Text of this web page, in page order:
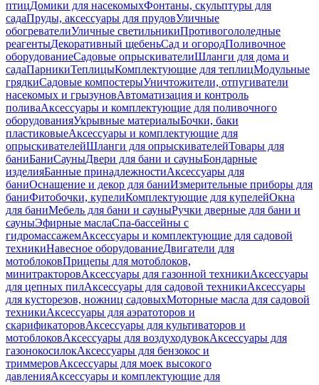
птицДомики для насекомыхФонтаны, скульптуры для
садаПруды, аксессуары для прудовУличные
обогревателиУличные светильникиПротивогололедные
реагентыДекоративный щебеньСад и огородПоливочное
оборудованиеСадовые опрыскивателиШланги для дома и
садаПарникиТеплицыКомплектующие для теплицМодульные
грядкиСадовые компостерыУничтожители, отпугиватели
насекомых и грызуновАвтоматизация и контроль
поливаАксессуары и комплектующие для поливочного
оборудованияУкрывные материалыБочки, баки
пластиковыеАксессуары и комплектующие для
опрыскивателейШланги для опрыскивателейТовары для
баниБаниСауныДвери для бани и сауныБондарные
изделияБанные принадлежностиАксессуары для
баниОснащение и декор для баниИзмерительные приборы для
баниФитобочки, купелиКомплектующие для купелейОкна
для баниМебель для бани и сауныРучки дверные для бани и
сауныЭфирные маслаСпа-бассейны с
гидромассажемАксессуары и комплектующие для садовой
техникиНавесное оборудованиеДвигатели для
мотоблоковПрицепы для мотоблоков,
минитракторовАксессуары для газонной техникиАксессуары
для цепных пилАксессуары для садовой техникиАксессуары
для кусторезов, ножниц садовыхМоторные масла для садовой
техникиАксессуары для аэратоторов и
скарификаторовАксессуары для культиваторов и
мотоблоковАксессуары для воздуходувокАксессуары для
газонокосилокАксессуары для бензокос и
триммеровАксессуары для моек высокого
давленияАксессуары и комплектующие для